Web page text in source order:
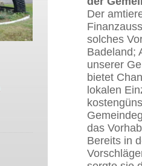
Der
solches
Badeland;
unserer
bietet
lokalen
das
Bereits in